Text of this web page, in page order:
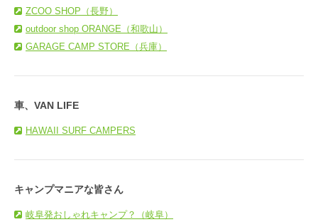
ZCOO SHOP（長野）
outdoor shop ORANGE（和歌山）
GARAGE CAMP STORE（兵庫）
車、VAN LIFE
HAWAII SURF CAMPERS
キャンプマニアな皆さん
岐阜発おしゃれキャンプ？（岐阜）